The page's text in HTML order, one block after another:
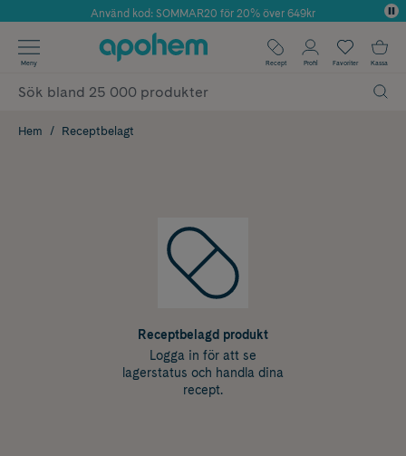
Årets Butik 2025 inom Skönhet
Använd kod: SOMMAR20 för 20% över 649kr
✓ Fri frakt
✓ Poäng på alla köp*
Meny Recept Profil Favoriter Kassa
Hem Receptbelagt
Receptbelagd produkt
Logga in för att se
lagerstatus och handla dina
recept.